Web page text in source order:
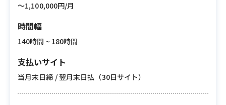
〜1,100,000円/月
時間幅
140時間 ~ 180時間
支払いサイト
当月末日締 / 翌月末日払（30日サイト）